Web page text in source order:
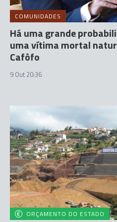
COMUNIDADES
Há uma grande
uma vítima mortal
Cafôfo
9 Out 20:36
ORÇAMENTO DO ESTADO